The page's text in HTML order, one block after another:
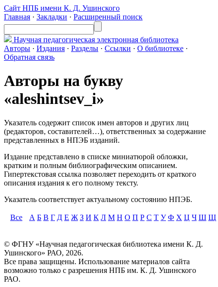
Сайт НПБ имени К. Д. Ушинского
Главная · Закладки · Расширенный поиск
Научная педагогическая электронная библиотека
Авторы · Издания · Разделы · Ссылки · О библиотеке ·
Обратная связь
Авторы на букву
«aleshintsev_i»
Указатель содержит список имен авторов и других лиц
(редакторов, составителей…), ответственных за содержание
представленных в НПЭБ изданий.
Издание представлено в списке миниатюрой обложки,
кратким и полным библиографическим описанием.
Гипертекстовая ссылка позволяет переходить от краткого
описания издания к его полному тексту.
Указатель соответствует актуальному состоянию НПЭБ.
Все А Б В Г Д Е Ж З И К Л М Н О П Р С Т У Ф Х Ц Ч Ш Щ
© ФГНУ «Научная педагогическая библиотека имени К. Д.
Ушинского» РАО, 2026.
Все права защищены. Использование материалов сайта
возможно только с разрешения НПБ им. К. Д. Ушинского
РАО.